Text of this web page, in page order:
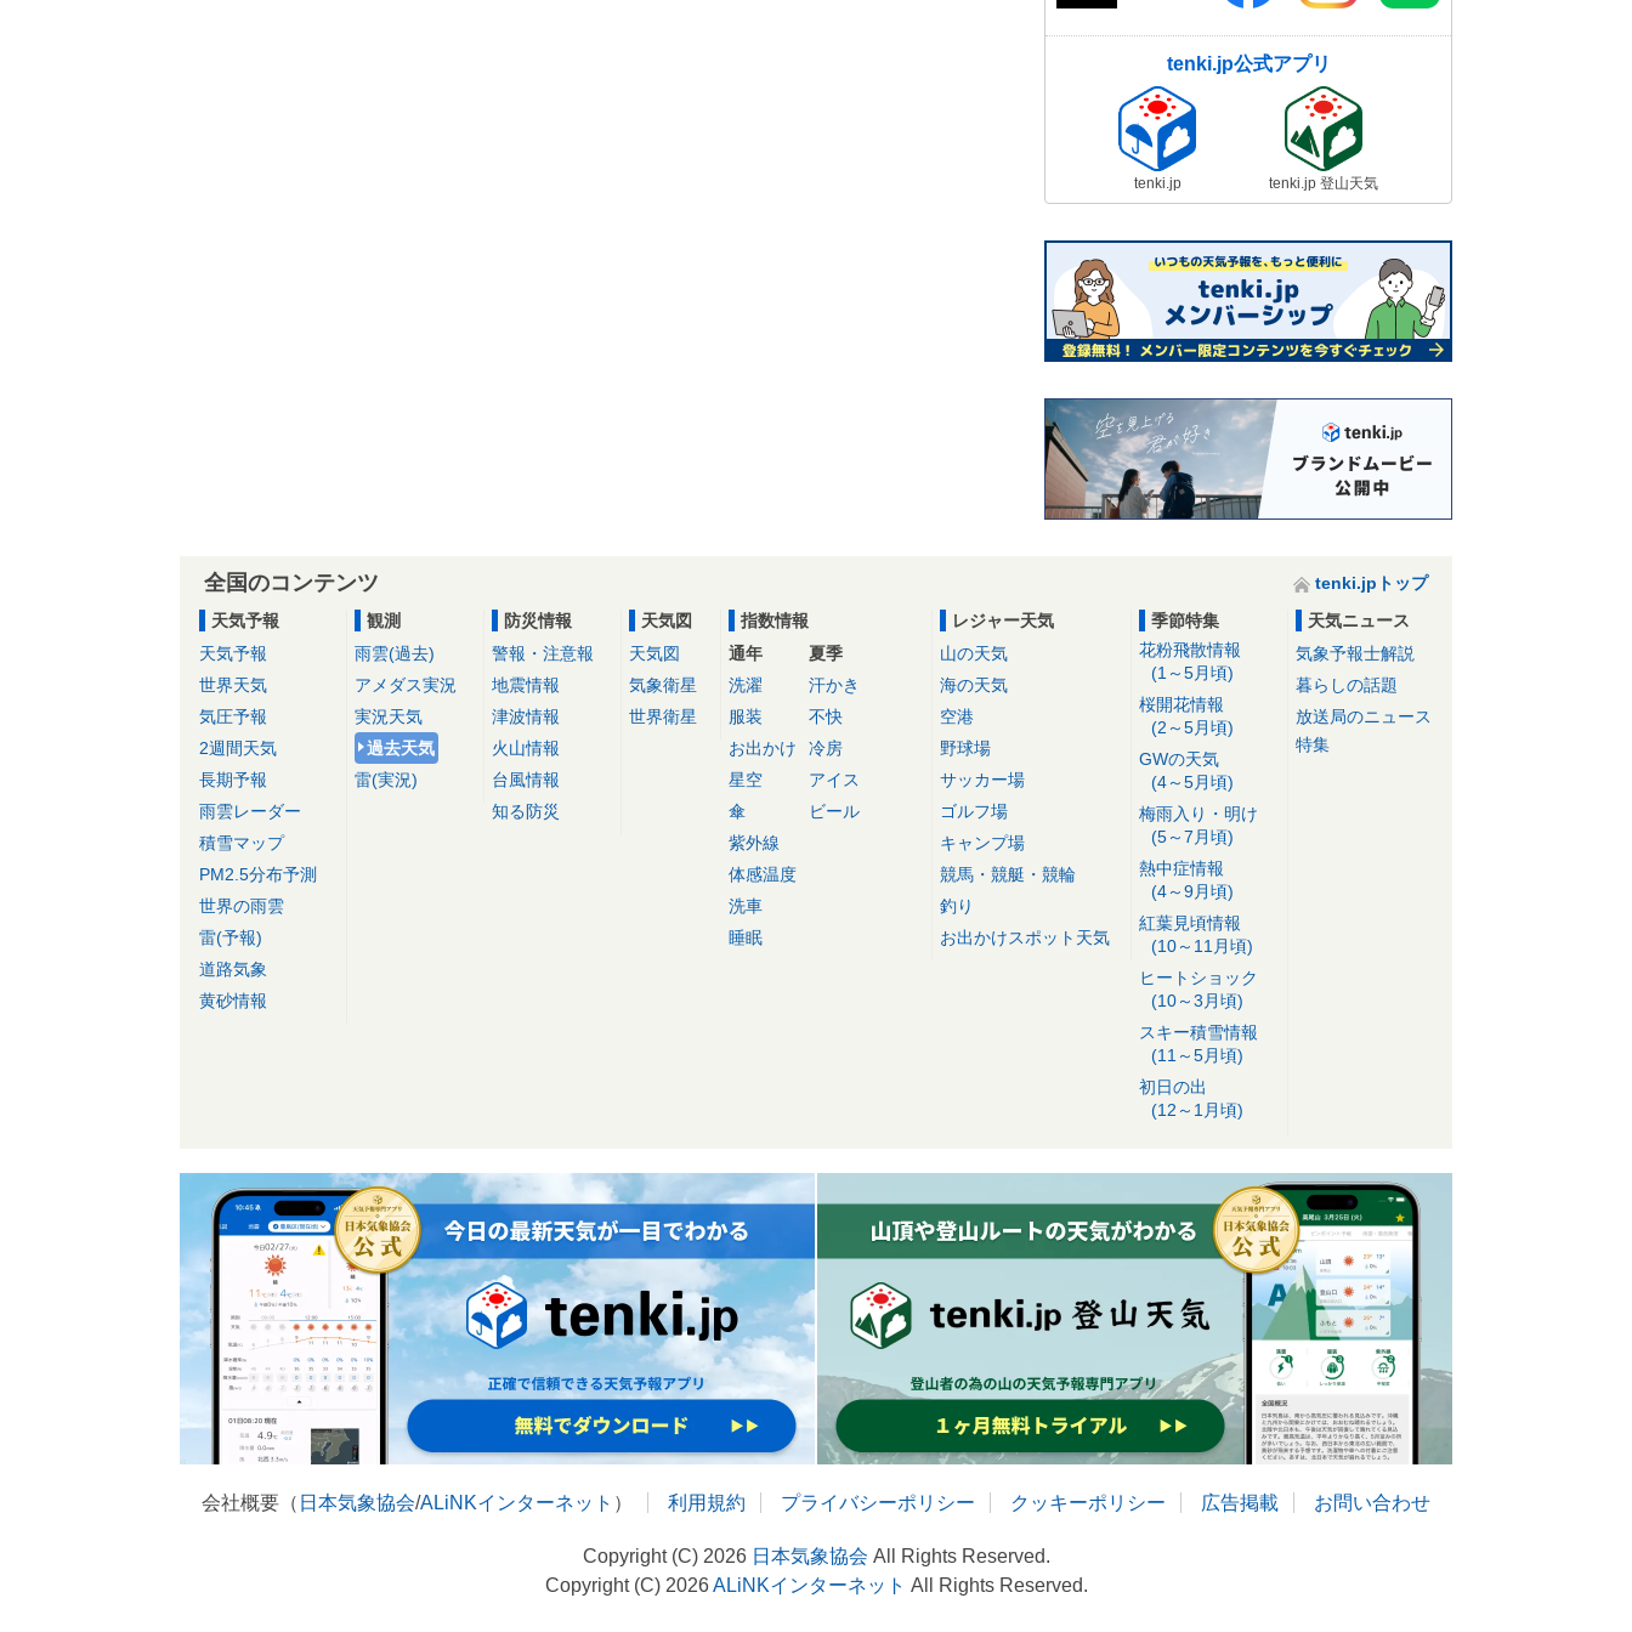
tenki.jp公式アプリ
tenki.jp tenki.jp 登山天気
全国のコンテンツ
tenki.jpトップ
天気予報
天気予報
世界天気
気圧予報
2週間天気
長期予報
雨雲レーダー
積雪マップ
PM2.5分布予測
世界の雨雲
雷(予報)
道路気象
黄砂情報
観測
雨雲(過去)
アメダス実況
実況天気
過去天気
雷(実況)
防災情報
警報・注意報
地震情報
津波情報
火山情報
台風情報
知る防災
天気図
天気図
気象衛星
世界衛星
指数情報
通年
洗濯
服装
お出かけ
星空
傘
紫外線
体感温度
洗車
睡眠
夏季
汗かき
不快
冷房
アイス
ビール
レジャー天気
山の天気
海の天気
空港
野球場
サッカー場
ゴルフ場
キャンプ場
競馬・競艇・競輪
釣り
お出かけスポット天気
季節特集
花粉飛散情報
(1～5月頃)
桜開花情報
(2～5月頃)
GWの天気
(4～5月頃)
梅雨入り・明け
(5～7月頃)
熱中症情報
(4～9月頃)
紅葉見頃情報
(10～11月頃)
ヒートショック
(10～3月頃)
スキー積雪情報
(11～5月頃)
初日の出
(12～1月頃)
天気ニュース
気象予報士解説
暮らしの話題
放送局のニュース
特集
会社概要（ 日本気象協会/ALiNKインターネット ） 利用規約 プライバシーポリシー クッキーポリシー 広告掲載 お問い合わせ
Copyright (C) 2026 日本気象協会 All Rights Reserved.
Copyright (C) 2026ALiNKインターネット All Rights Reserved.